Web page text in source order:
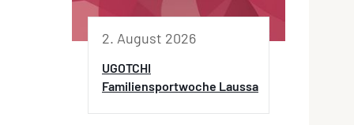
2. August 2026
UGOTCHI
Familiensportwoche Laussa